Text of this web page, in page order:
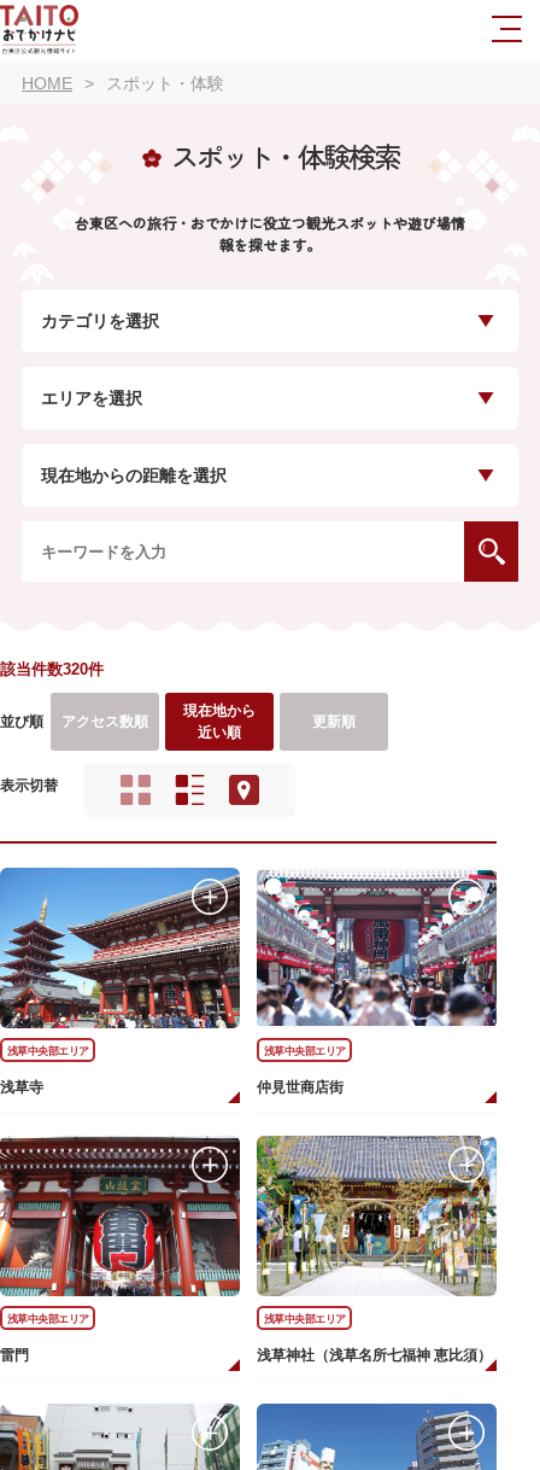
HOME スポット・体験
スポット・体験検索
台東区への旅行・おでかけに役立つ観光スポットや遊び場情
報を探せます。
カテゴリを選択
エリアを選択
現在地からの距離を選択
該当件数320件
並び順 アクセス数順
現在地から
近い順
更新順
表示切替
浅草中央部エリア
浅草寺
浅草中央部エリア
仲見世商店街
浅草中央部エリア
雷門
浅草中央部エリア
浅草神社（浅草名所七福神 恵比須）